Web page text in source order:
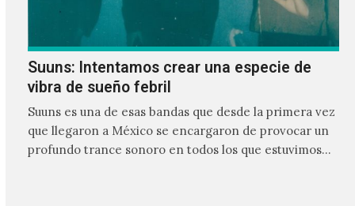
Suuns: Intentamos crear una especie de
vibra de sueño febril
Suuns es una de esas bandas que desde la primera vez
que llegaron a México se encargaron de provocar un
profundo trance sonoro en todos los que estuvimos